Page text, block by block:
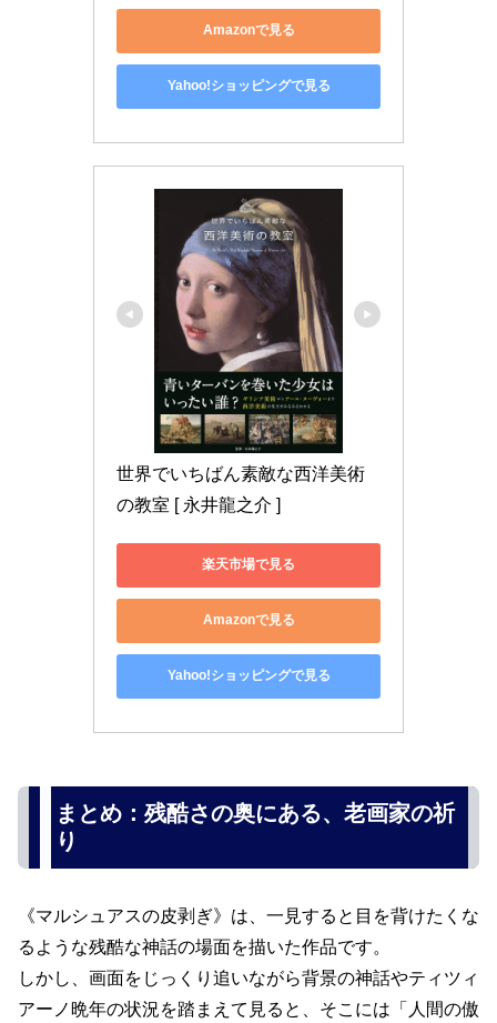
Amazonで見る
Yahoo!ショッピングで見る
世界でいちばん素敵な西洋美術
の教室 [ 永井龍之介 ]
楽天市場で見る
Amazonで見る
Yahoo!ショッピングで見る
まとめ：残酷さの奥にある、老画家の祈
り
《マルシュアスの皮剥ぎ》は、一見すると目を背けたくな
るような残酷な神話の場面を描いた作品です。
しかし、画面をじっくり追いながら背景の神話やティツィ
アーノ晩年の状況を踏まえて見ると、そこには「人間の傲